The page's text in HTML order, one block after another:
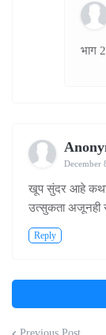
भाग
December
खूप सुंदर आहे
उत्सुकता अजूनही
Reply